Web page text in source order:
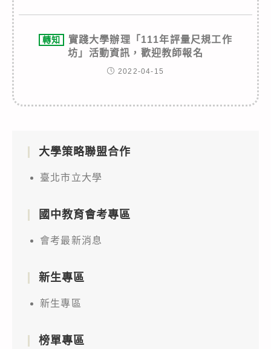
轉知
實踐大學辦理「111年評量尺規工作
坊」活動資訊，歡迎教師報名
2022-04-15
大學策略聯盟合作
臺北市立大學
國中教育會考專區
會考最新消息
新生專區
新生專區
榜單專區